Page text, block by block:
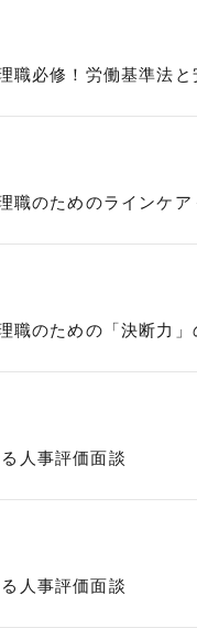
職必修！労働基準法と
のためのラインケア
職のための「決断力」
人事評価面談
人事評価面談